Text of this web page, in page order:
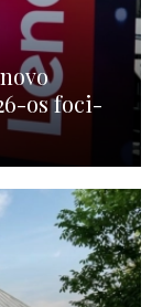
os foci-